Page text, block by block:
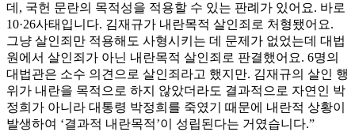
데, 국헌 문란의 목적성을 적용할 수 있는 판례가 있어요. 바로
10·26사태입니다. 김재규가 내란목적 살인죄로 처형됐어요.
그냥 살인죄만 적용해도 사형시키는 데 문제가 없었는데 대법
원에서 살인죄가 아닌 내란목적 살인죄로 판결했어요. 6명의
대법관은 소수 의견으로 살인죄라고 했지만. 김재규의 살인 행
위가 내란을 목적으로 하지 않았더라도 결과적으로 자연인 박
정희가 아니라 대통령 박정희를 죽였기 때문에 내란적 상황이
발생하여 ‘결과적 내란목적’이 성립된다는 거였습니다.”